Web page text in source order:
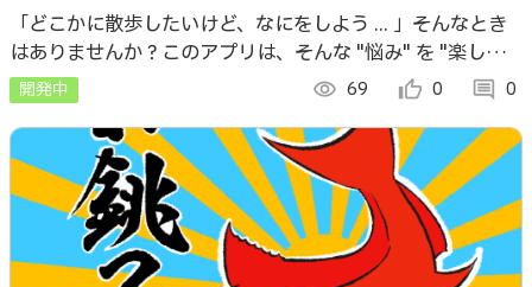
「どこかに散歩したいけど、なにをしよう ... 」そんなとき
はありませんか？このアプリは、そんな "悩み" を "楽しさ"
や "ワクワク" に映し替えます。
開発中 visibility 69 thumb_up_alt 0 comment 0